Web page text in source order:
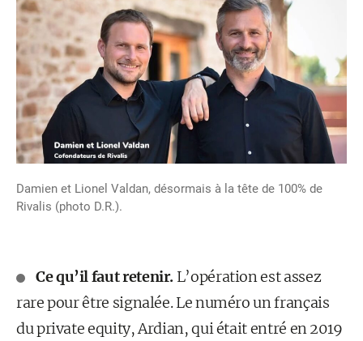
Damien et Lionel Valdan, désormais à la tête de 100% de
Rivalis (photo D.R.).
Ce qu’il faut retenir. L’opération est assez
rare pour être signalée. Le numéro un français
du private equity, Ardian, qui était entré en 2019